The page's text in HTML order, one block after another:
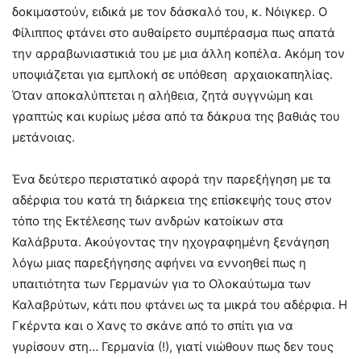
δοκιμαστούν, ειδικά με τον δάσκαλό του, κ. Νόιγκερ. Ο
Φίλιππος φτάνει στο αυθαίρετο συμπέρασμα πως απατά
την αρραβωνιαστικιά του με μια άλλη κοπέλα. Ακόμη τον
υποψιάζεται για εμπλοκή σε υπόθεση αρχαιοκαπηλίας.
Όταν αποκαλύπτεται η αλήθεια, ζητά συγγνώμη και
γραπτώς και κυρίως μέσα από τα δάκρυα της βαθιάς του
μετάνοιας.
Ένα δεύτερο περιστατικό αφορά την παρεξήγηση με τα
αδέρφια του κατά τη διάρκεια της επίσκεψής τους στον
τόπο της Εκτέλεσης των ανδρών κατοίκων στα
Καλάβρυτα. Ακούγοντας την ηχογραφημένη ξενάγηση
λόγω μιας παρεξήγησης αφήνει να εννοηθεί πως η
υπαιτιότητα των Γερμανών για το Ολοκαύτωμα των
Καλαβρύτων, κάτι που φτάνει ως τα μικρά του αδέρφια. Η
Γκέρντα και ο Χανς το σκάνε από το σπίτι για να
γυρίσουν στη… Γερμανία (!), γιατί νιώθουν πως δεν τους